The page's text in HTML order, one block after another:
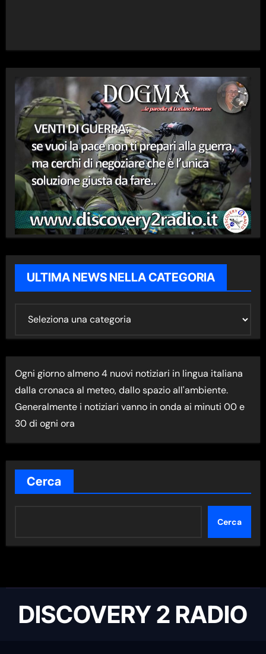
ULTIMA NEWS NELLA CATEGORIA
I
M
A
N
E
W
S
E
A
G
Ogni giorno almeno 4 nuovi notiziari in lingua italiana
dalla cronaca al meteo, dallo spazio all'ambiente.
Generalmente i notiziari vanno in onda ai minuti 00 e
30 di ogni ora
Cerca
Cerca
DISCOVERY 2 RADIO